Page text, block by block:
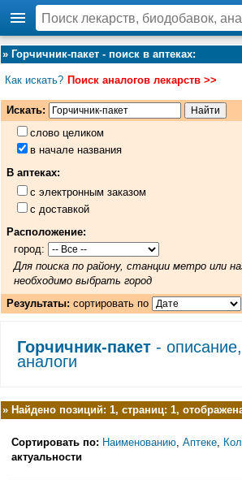
» Горчичник-пакет - поиск в аптеках:
Как искать? Поиск аналогов лекарств >>
Искать:
слово целиком
в начале названия
В аптеках:
с электронным заказом
с доставкой
Расположение:
город:
Для поиска по району, станции метро или
необходимо выбрать город
Результаты: сортировать по
Горчичник-пакет-
аналоги
» Найдено позиций: 1, страниц: 1,
Сортировать по: Наименованию Аптеке
актуальности